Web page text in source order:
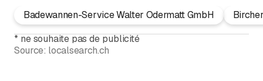
Badewannen-Service Walter Odermatt GmbH
* ne souhaite pas de publicité
Source: localsearch.ch